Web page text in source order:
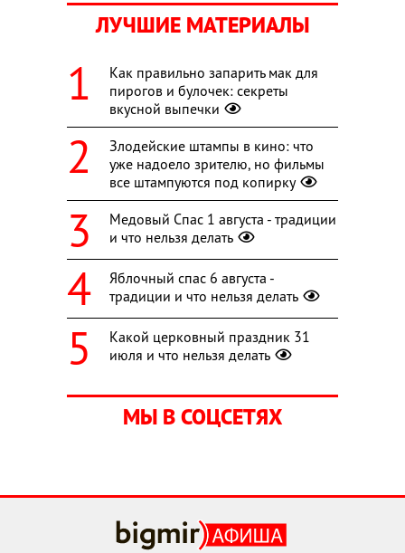
ЛУЧШИЕ МАТЕРИАЛЫ
Как правильно запарить мак для
пирогов и булочек: секреты
вкусной выпечки
Злодейские штампы в кино: что
уже надоело зрителю, но фильмы
все штампуются под копирку
Медовый Спас 1 августа - традиции
и что нельзя делать
Яблочный спас 6 августа -
традиции и что нельзя делать
Какой церковный праздник 31
июля и что нельзя делать
МЫ В СОЦСЕТЯХ